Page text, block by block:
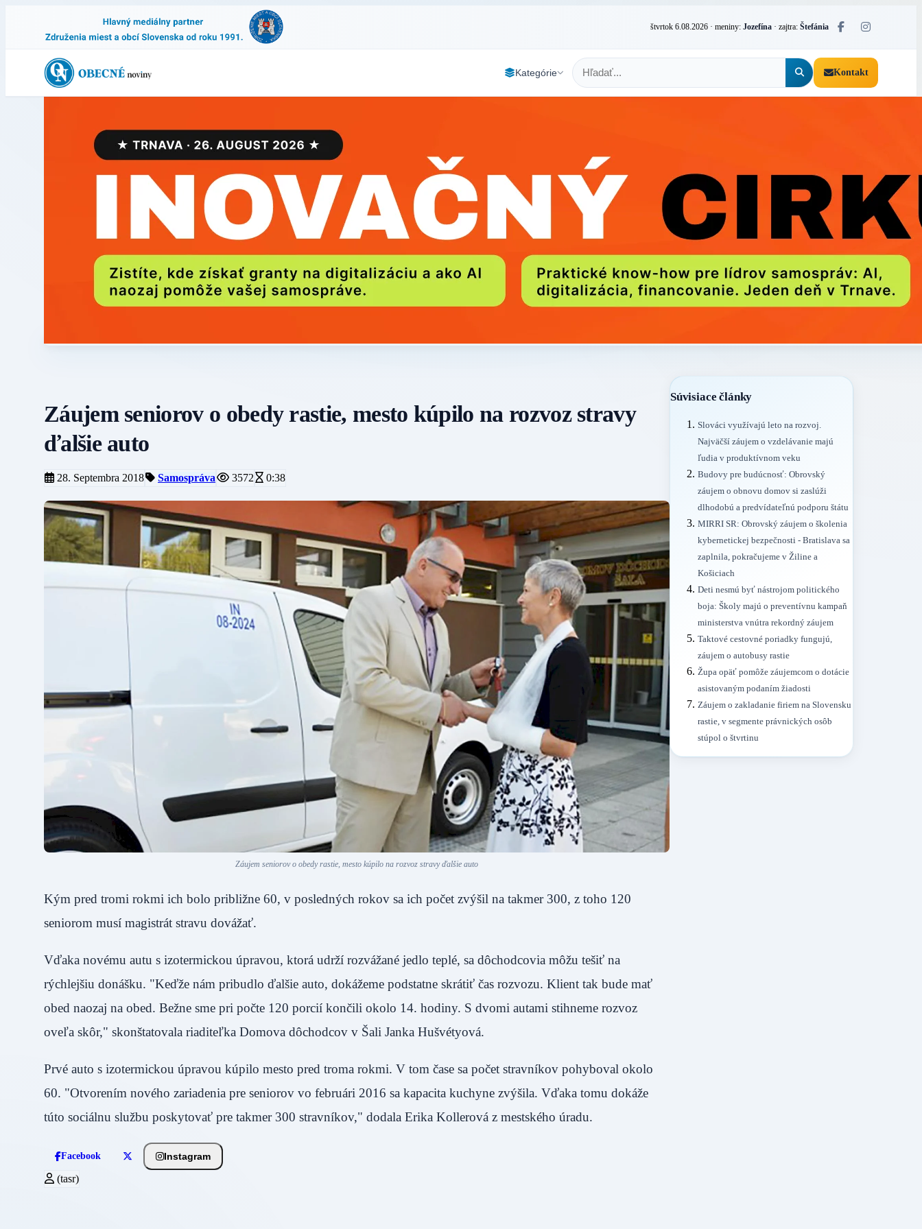
štvrtok 6.08.2026 · meniny: Jozefína · zajtra: Štefánia
Kategórie Kontakt
Záujem seniorov o obedy rastie, mesto kúpilo na rozvoz stravy
ďalšie auto
28. Septembra 2018 Samospráva 3572 0:38
Záujem seniorov o obedy rastie, mesto kúpilo na rozvoz stravy ďalšie auto
Kým pred tromi rokmi ich bolo približne 60, v posledných rokov sa ich počet zvýšil na takmer 300, z toho 120
seniorom musí magistrát stravu dovážať.
Vďaka novému autu s izotermickou úpravou, ktorá udrží rozvážané jedlo teplé, sa dôchodcovia môžu tešiť na
rýchlejšiu donášku. "Keďže nám pribudlo ďalšie auto, dokážeme podstatne skrátiť čas rozvozu. Klient tak bude mať
obed naozaj na obed. Bežne sme pri počte 120 porcií končili okolo 14. hodiny. S dvomi autami stihneme rozvoz
oveľa skôr," skonštatovala riaditeľka Domova dôchodcov v Šali Janka Hušvétyová.
Prvé auto s izotermickou úpravou kúpilo mesto pred troma rokmi. V tom čase sa počet stravníkov pohyboval okolo
60. "Otvorením nového zariadenia pre seniorov vo februári 2016 sa kapacita kuchyne zvýšila. Vďaka tomu dokáže
túto sociálnu službu poskytovať pre takmer 300 stravníkov," dodala Erika Kollerová z mestského úradu.
Facebook Instagram
(tasr)
Súvisiace články
Slováci využívajú leto na rozvoj.
Najväčší záujem o vzdelávanie majú
ľudia v produktívnom veku
Budovy pre budúcnosť: Obrovský
záujem o obnovu domov si zaslúži
dlhodobú a predvídateľnú podporu štátu
MIRRI SR: Obrovský záujem o školenia
kybernetickej bezpečnosti - Bratislava sa
zaplnila, pokračujeme v Žiline a
Košiciach
Deti nesmú byť nástrojom politického
boja: Školy majú o preventívnu kampaň
ministerstva vnútra rekordný záujem
Taktové cestovné poriadky fungujú,
záujem o autobusy rastie
Župa opäť pomôže záujemcom o dotácie
asistovaným podaním žiadosti
Záujem o zakladanie firiem na Slovensku
rastie, v segmente právnických osôb
stúpol o štvrtinu